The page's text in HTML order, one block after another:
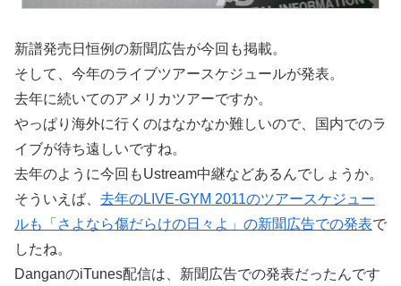
新譜発売日恒例の新聞広告が今回も掲載。
そして、今年のライブツアースケジュールが発表。
去年に続いてのアメリカツアーですか。
やっぱり海外に行くのはなかなか難しいので、国内でのラ
イブが待ち遠しいですね。
去年のように今回もUstream中継などあるんでしょうか。
そういえば、 去年のLIVE-GYM 2011のツアースケジュー
ルも「さよなら傷だらけの日々よ」の新聞広告での発表で
したね。
DanganのiTunes配信は、新聞広告での発表だったんです